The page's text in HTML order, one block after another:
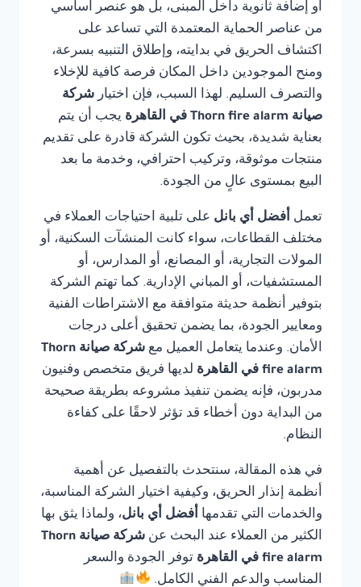
أو إضافة ثانوية داخل المبنى، بل هو عنصر أساسي
من عناصر الحماية المعتمدة التي تساعد على
اكتشاف الحريق في بدايته، وإطلاق التنبيه بسرعة،
ومنح الموجودين داخل المكان فرصة كافية للإخلاء
والتصرف السليم. لهذا السبب، فإن اختيار شركة
صيانة Thorn fire alarm في القاهرة
يجب أن يتم
بعناية شديدة، بحيث تكون الشركة قادرة على تقديم
منتجات موثوقة، وتركيب احترافي، وخدمة ما بعد
البيع بمستوى عالٍ من الجودة.
تعمل أفضل أي بانل على تلبية احتياجات العملاء في
مختلف القطاعات، سواء كانت المنشآت السكنية، أو
المولات التجارية، أو المصانع، أو المدارس، أو
المستشفيات، أو المباني الإدارية. كما تهتم الشركة
بتوفير أنظمة حديثة متوافقة مع الاشتراطات الفنية
ومعايير الجودة، بما يضمن تحقيق أعلى درجات
الأمان. وعندما يتعامل العميل مع
شركة صيانة Thorn
fire alarm في القاهرة
لديها فريق متخصص وفنيون
مدربون، فإنه يضمن تنفيذ مشروعه بطريقة صحيحة
من البداية دون أخطاء قد تؤثر لاحقًا على كفاءة
النظام.
في هذه المقالة، سنتحدث بالتفصيل عن أهمية
أنظمة إنذار الحريق، وكيفية اختيار الشركة المناسبة،
والخدمات التي تقدمها أفضل أي بانل، ولماذا يثق بها
الكثير من العملاء عند البحث عن
شركة صيانة Thorn
fire alarm في القاهرة
توفر الجودة والسعر
المناسب والدعم الفني الكامل.